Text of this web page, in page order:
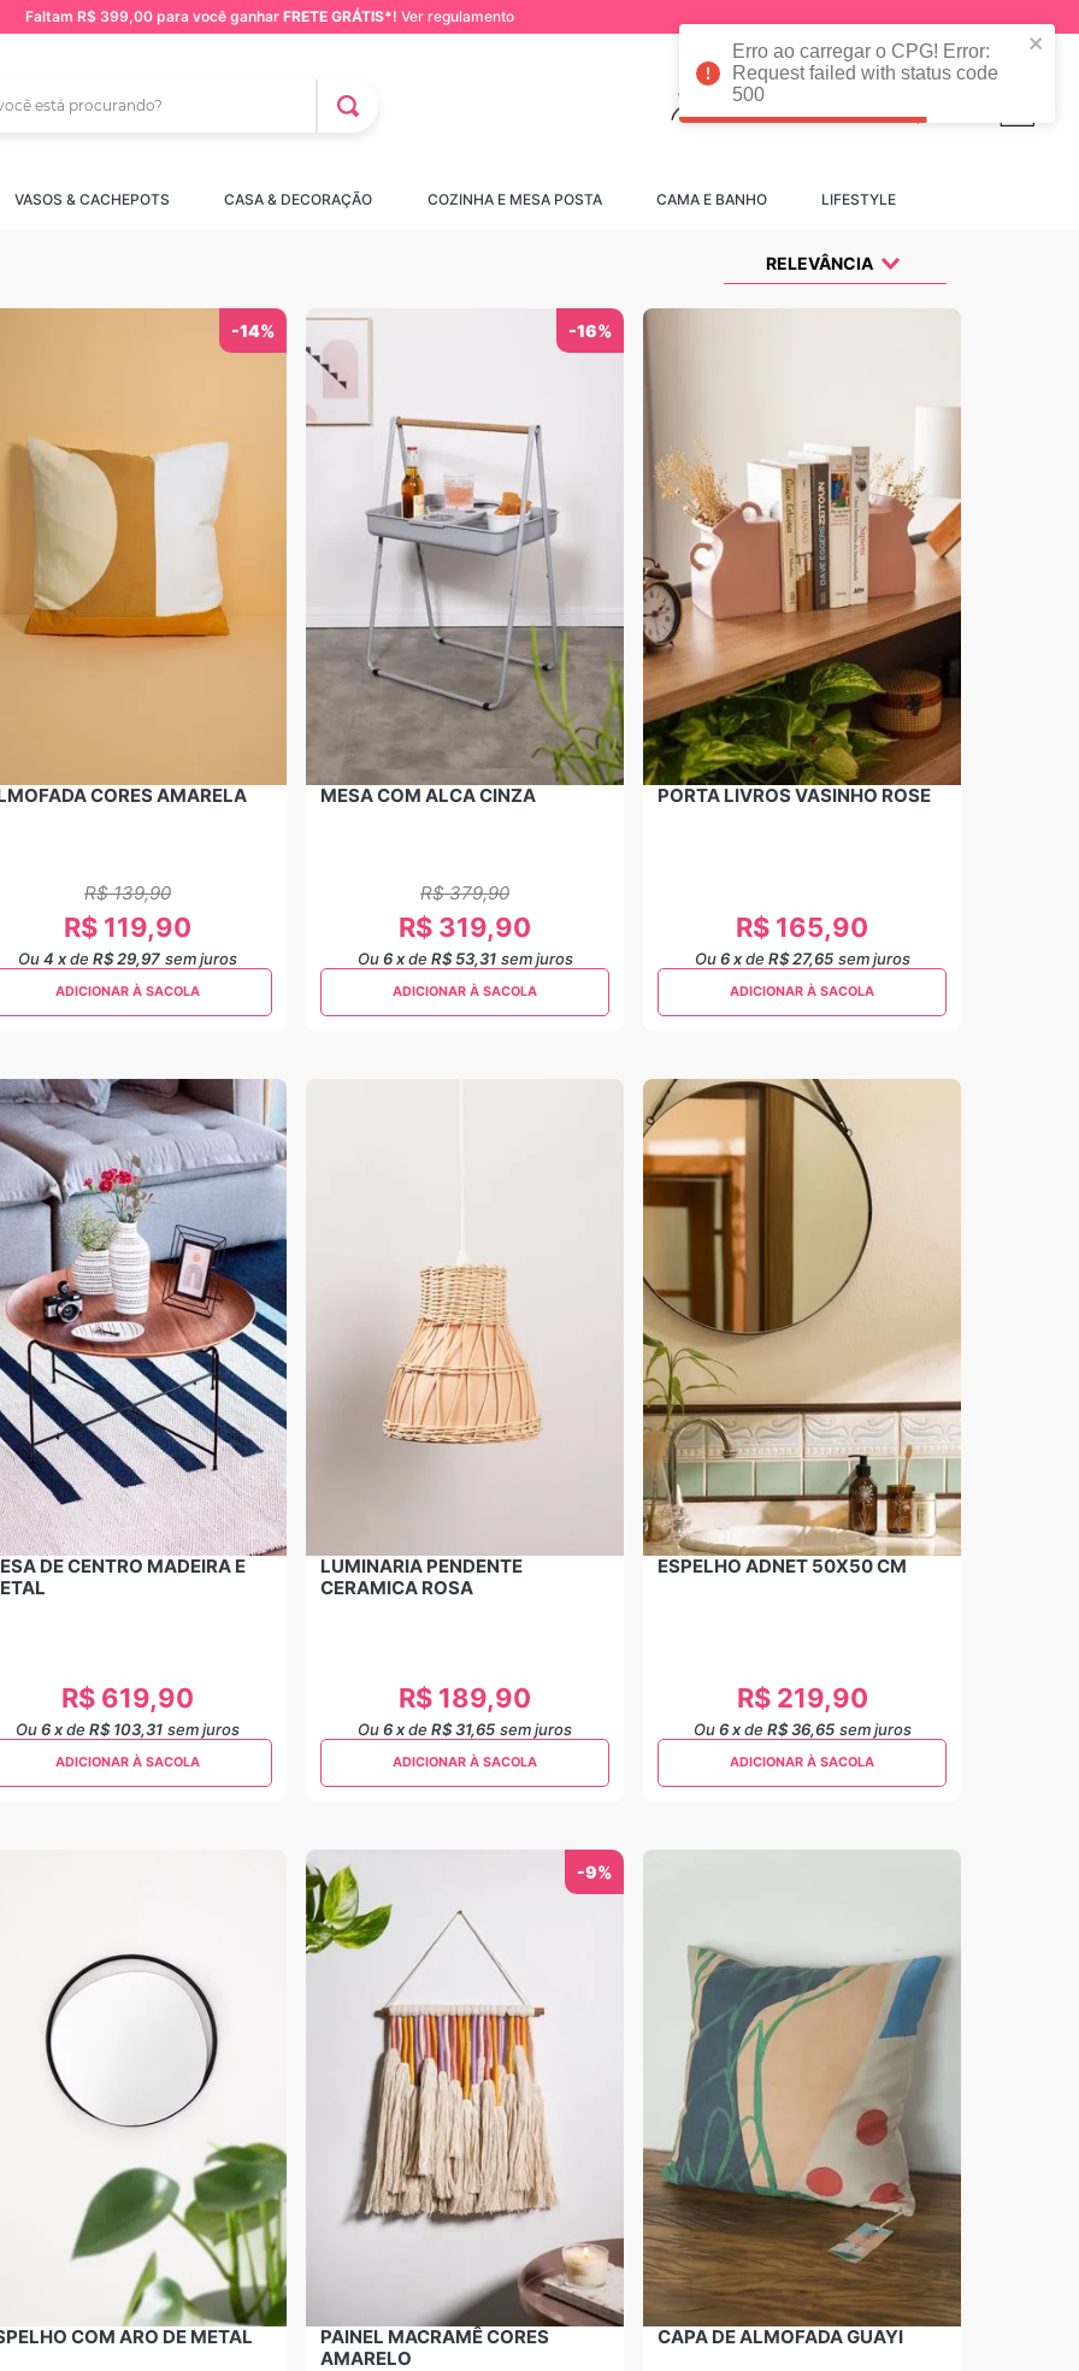
Erro ao carregar o CPG! Error:
Request failed with status code
500
Faltam R$ 399,00 para você ganhar FRETE GRÁTIS*! Ver regulamento
Convidado
VASOS & CACHEPOTS CASA & DECORAÇÃO COZINHA E MESA POSTA CAMA E BANHO LIFESTYLE
RELEVÂNCIA
-14%
CORES AMARELA
R$ 139,90
R$ 119,90
Ou4 xde R$ 29,97 sem juros
ADICIONAR À SACOLA
-16%
MESA COM ALCA CINZA
R$ 379,90
R$ 319,90
Ou6 xde R$ 53,31 sem juros
ADICIONAR À SACOLA
PORTA LIVROS VASINHO ROSE
R$ 165,90
Ou6 xde R$ 27,65 sem juros
ADICIONAR À SACOLA
DE CENTRO MADEIRA E
R$ 619,90
Ou6xde R$ 103,31 sem juros
ADICIONAR À SACOLA
LUMINARIA PENDENTE
CERAMICA ROSA
R$ 189,90
Ou6xde R$ 31,65 sem juros
ADICIONAR À SACOLA
ESPELHO ADNET 50X50 CM
R$ 219,90
Ou6 xde R$ 36,65 sem juros
ADICIONAR À SACOLA
COM ARO DE METAL
-9%
PAINEL MACRAMÊ CORES
AMARELO
CAPA DE ALMOFADA GUAYI